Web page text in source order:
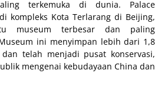
terkemuka di dunia. Palace
kompleks Kota Terlarang di Beijing,
museum terbesar dan paling
ini menyimpan lebih dari 1,8
telah menjadi pusat konservasi,
mengenai kebudayaan China dan